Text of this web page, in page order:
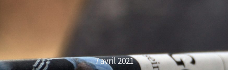
7 avril 2021